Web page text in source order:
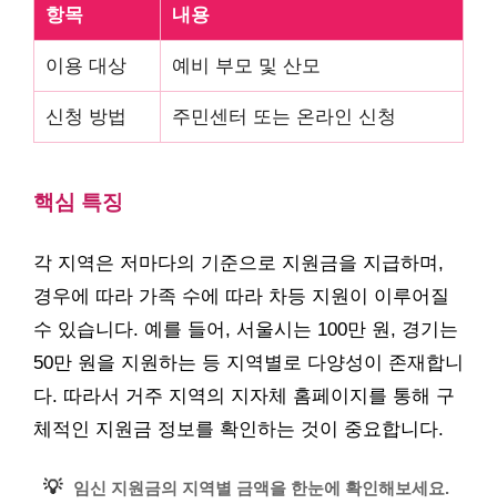
항목 내용
이용 대상 예비 부모 및 산모
신청 방법 주민센터 또는 온라인 신청
핵심 특징
각 지역은 저마다의 기준으로 지원금을 지급하며,
경우에 따라 가족 수에 따라 차등 지원이 이루어질
수 있습니다. 예를 들어, 서울시는 100만 원, 경기는
50만 원을 지원하는 등 지역별로 다양성이 존재합니
다. 따라서 거주 지역의 지자체 홈페이지를 통해 구
체적인 지원금 정보를 확인하는 것이 중요합니다.
💡 임신 지원금의 지역별 금액을 한눈에 확인해보세요.